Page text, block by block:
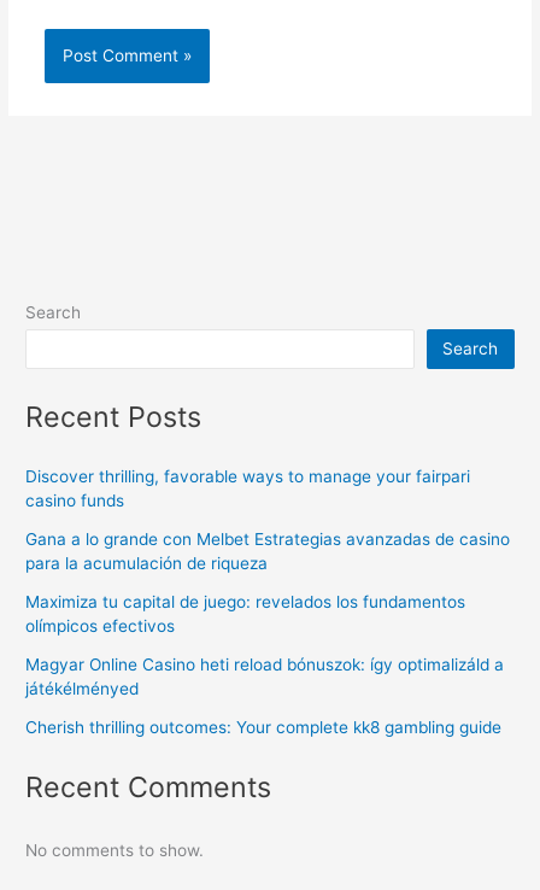
Search
Search
Recent Posts
Discover thrilling, favorable ways to manage your fairpari
casino funds
Gana a lo grande con Melbet Estrategias avanzadas de casino
para la acumulación de riqueza
Maximiza tu capital de juego: revelados los fundamentos
olímpicos efectivos
Magyar Online Casino heti reload bónuszok: így optimalizáld a
játékélményed
Cherish thrilling outcomes: Your complete kk8 gambling guide
Recent Comments
No comments to show.